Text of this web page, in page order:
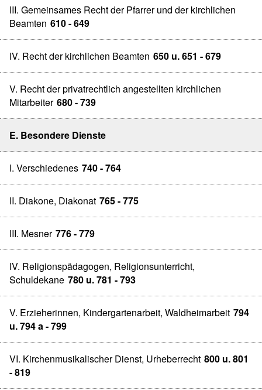
III. Gemeinsames Recht der Pfarrer und der kirchlichen
Beamten 610 - 649
IV. Recht der kirchlichen Beamten 650 u. 651 - 679
V. Recht der privatrechtlich angestellten kirchlichen
Mitarbeiter 680 - 739
E. Besondere Dienste
I. Verschiedenes 740 - 764
II. Diakone, Diakonat 765 - 775
III. Mesner 776 - 779
IV. Religionspädagogen, Religionsunterricht,
Schuldekane 780 u. 781 - 793
V. Erzieherinnen, Kindergartenarbeit, Waldheimarbeit 794
u. 794 a - 799
VI. Kirchenmusikalischer Dienst, Urheberrecht 800 u. 801
- 819